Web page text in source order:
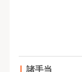
諸手当